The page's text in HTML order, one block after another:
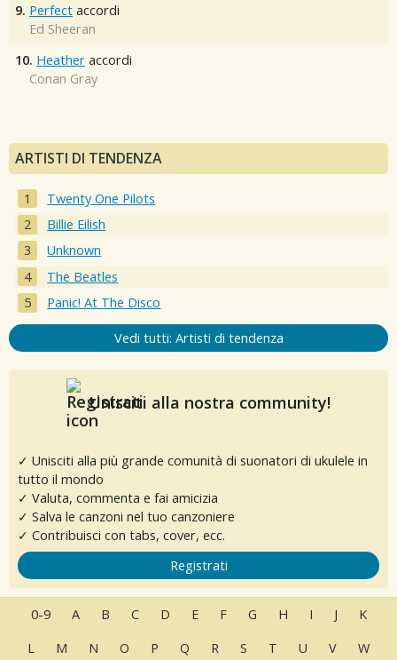
9. Perfect accordi
Ed Sheeran
10. Heather accordi
Conan Gray
ARTISTI DI TENDENZA
Twenty One Pilots
Billie Eilish
Unknown
The Beatles
Panic! At The Disco
Vedi tutti: Artisti di tendenza
Unisciti alla nostra community!
✓ Unisciti alla più grande comunità di suonatori di ukulele in
tutto il mondo
✓ Valuta, commenta e fai amicizia
✓ Salva le canzoni nel tuo canzoniere
✓ Contribuisci con tabs, cover, ecc.
Registrati
0-9 A B C D E F G H I J
K
L
M N O P Q R S T U V W